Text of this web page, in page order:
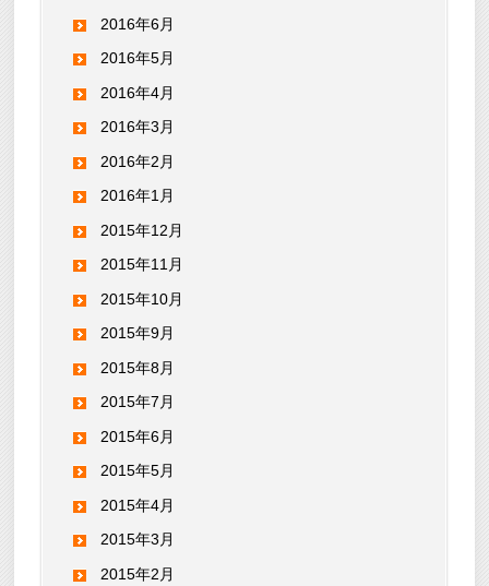
2016年6月
2016年5月
2016年4月
2016年3月
2016年2月
2016年1月
2015年12月
2015年11月
2015年10月
2015年9月
2015年8月
2015年7月
2015年6月
2015年5月
2015年4月
2015年3月
2015年2月